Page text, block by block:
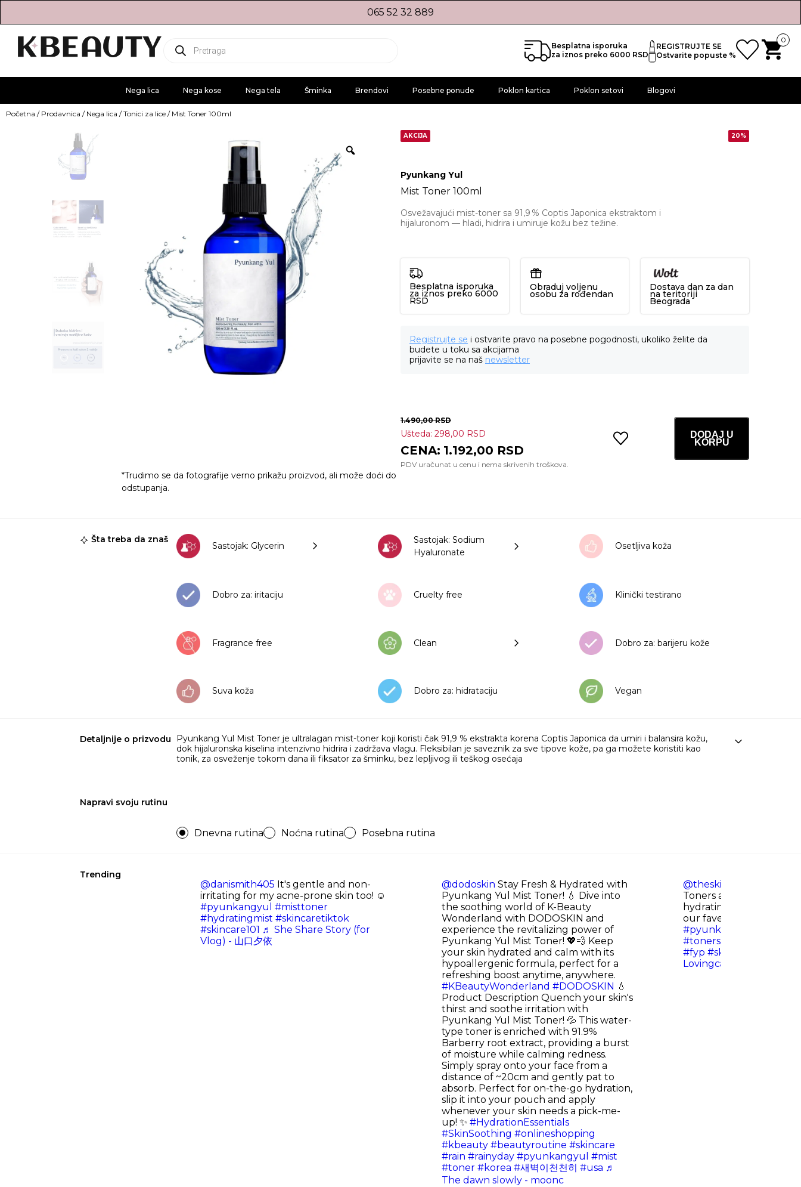
065 52 32 889
Products
search
Besplatna isporuka
za iznos preko 6000 RSD
REGISTRUJTE SE
Ostvarite popuste %
0
Nega lica Nega kose Nega tela Šminka Brendovi Posebne ponude Poklon kartica Poklon setovi Blogovi
Početna / Prodavnica / Nega lica /Tonici za lice / Mist Toner 100ml
AKCIJA 20%
Pyunkang Yul
Mist Toner 100ml
Osvežavajući mist-toner sa 91,9 % Coptis Japonica ekstraktom i
hijaluronom — hladi, hidrira i umiruje kožu bez težine.
Besplatna isporuka
za iznos preko 6000
RSD
Obraduj voljenu
osobu za rođendan
Dostava dan za dan
na teritoriji
Beograda
Registrujte se i ostvarite pravo na posebne pogodnosti, ukoliko želite da
budete u toku sa akcijama
prijavite se na naš newsletter
1.490,00RSD
Ušteda: 298,00 RSD
1.192,00 RSD
DODAJ U
KORPU
*Trudimo se da fotografije verno prikažu proizvod, ali može doći do
odstupanja.
Šta treba da znaš
Sastojak: Glycerin
Sastojak: Sodium
Hyaluronate
Osetljiva koža
Dobro za: iritaciju Cruelty free Klinički testirano
Fragrance free Clean Dobro za: barijeru kože
Suva koža Dobro za: hidrataciju Vegan
Detaljnije o prizvodu
Pyunkang Yul Mist Toner je ultralagan mist-toner koji koristi čak 91,9 % ekstrakta korena Coptis Japonica da umiri i balansira kožu,
dok hijaluronska kiselina intenzivno hidrira i zadržava vlagu. Fleksibilan je saveznik za sve tipove kože, pa ga možete koristiti kao
tonik, za osveženje tokom dana ili fiksator za šminku, bez lepljivog ili teškog osećaja
Napravi svoju rutinu
Dnevna rutina Noćna rutina Posebna rutina
Trending
@danismith405 It's gentle and non-
irritating for my acne-prone skin too! ☺
#pyunkangyul #misttoner
#hydratingmist #skincaretiktok
#skincare101 ♬ She Share Story (for
Vlog) - 山口夕依
@dodoskin Stay Fresh & Hydrated with
Pyunkang Yul Mist Toner! 💧 Dive into
the soothing world of K-Beauty
Wonderland with DODOSKIN and
experience the revitalizing power of
Pyunkang Yul Mist Toner! 💖💨 Keep
your skin hydrated and calm with its
hypoallergenic formula, perfect for a
refreshing boost anytime, anywhere.
#KBeautyWonderland #DODOSKIN 💧
Product Description Quench your skin's
thirst and soothe irritation with
Pyunkang Yul Mist Toner! 💦 This water-
type toner is enriched with 91.9%
Barberry root extract, providing a burst
of moisture while calming redness.
Simply spray onto your face from a
distance of ~20cm and gently pat to
absorb. Perfect for on-the-go hydration,
slip it into your pouch and apply
whenever your skin needs a pick-me-
up! ✨ #HydrationEssentials
#SkinSoothing #onlineshopping
#kbeauty #beautyroutine #skincare
#rain #rainyday #pyunkangyul #mist
#toner #korea #새벽이천천히 #usa ♬
The dawn slowly - moonc
@theskincarecurator
Toners are known for
hydrating properties!
our fave cause it’s great
#pyunkangyul
#toners
#fyp #skintokph
Lovingcall - Official